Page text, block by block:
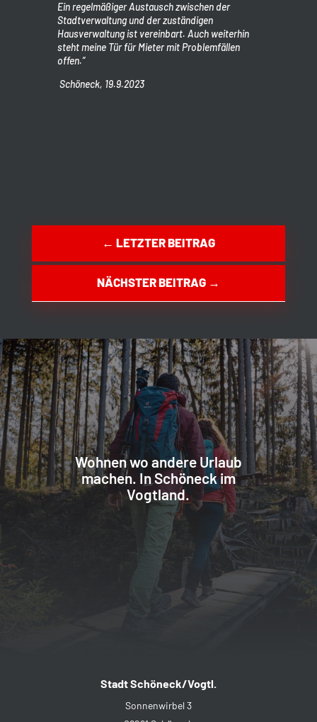
Ein regelmäßiger Austausch zwischen der
Stadtverwaltung und der zuständigen
Hausverwaltung ist vereinbart. Auch weiterhin
steht meine Tür für Mieter mit Problemfällen
offen.“
Schöneck, 19.9.2023
← LETZTER BEITRAG
NÄCHSTER BEITRAG→
Wohnen wo andere Urlaub
machen. In Schöneck im
Vogtland.
Stadt Schöneck/Vogtl.
Sonnenwirbel 3